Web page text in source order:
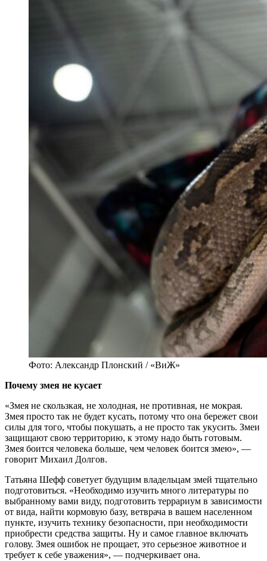
Фото: Александр Плонский / «ВиЖ»
Почему змея не кусает
«Змея не скользкая, не холодная, не противная, не мокрая.
Змея просто так не будет кусать, потому что она бережет свои
силы для того, чтобы покушать, а не просто так укусить. Змеи
защищают свою территорию, к этому надо быть готовым.
Змея боится человека больше, чем человек боится змею», —
говорит Михаил Долгов.
Татьяна Шефф советует будущим владельцам змей тщательно
подготовиться. «Необходимо изучить много литературы по
выбранному вами виду, подготовить террариум в зависимости
от вида, найти кормовую базу, ветврача в вашем населенном
пункте, изучить технику безопасности, при необходимости
приобрести средства защиты. Ну и самое главное включать
голову. Змея ошибок не прощает, это серьезное животное и
требует к себе уважения», — подчеркивает она.